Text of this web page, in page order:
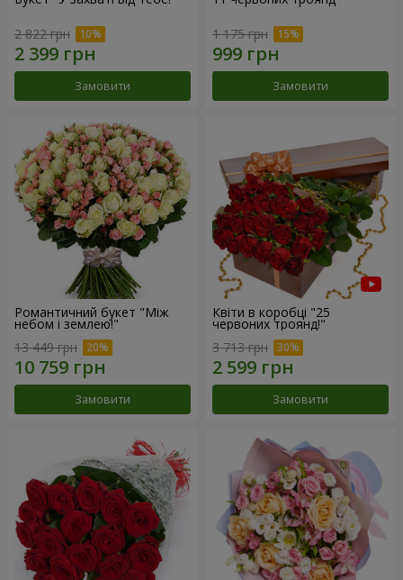
2 822 грн
Замовити
1 175 грн
Замовити
Романтичний букет "Між
небом і землею!"
13 449 грн
Замовити
Квіти в коробці "25
червоних троянд!"
3 713 грн
Замовити